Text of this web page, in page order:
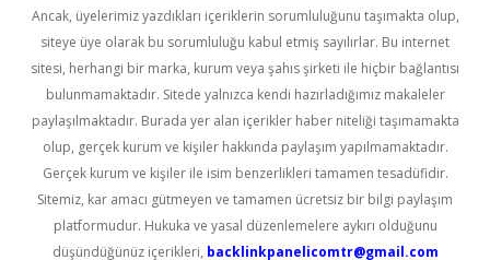
Ancak, üyelerimiz yazdıkları içeriklerin sorumluluğunu taşımakta olup,
siteye üye olarak bu sorumluluğu kabul etmiş sayılırlar. Bu internet
sitesi, herhangi bir marka, kurum veya şahıs şirketi ile hiçbir bağlantısı
bulunmamaktadır. Sitede yalnızca kendi hazırladığımız makaleler
paylaşılmaktadır. Burada yer alan içerikler haber niteliği taşımamakta
olup, gerçek kurum ve kişiler hakkında paylaşım yapılmamaktadır.
Gerçek kurum ve kişiler ile isim benzerlikleri tamamen tesadüfidir.
Sitemiz, kar amacı gütmeyen ve tamamen ücretsiz bir bilgi paylaşım
platformudur. Hukuka ve yasal düzenlemelere aykırı olduğunu
düşündüğünüz içerikleri, backlinkpanelicomtr@gmail.com